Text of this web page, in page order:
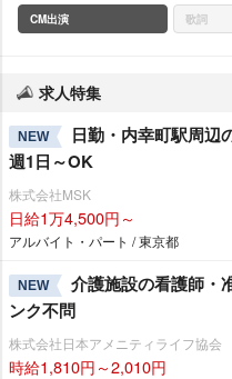
CM出演 歌詞
求人特集
NEW
日勤・内幸町駅周辺
週1日～OK
株式会社MSK
日給1万4,500円～
アルバイト・パート / 東京都
NEW
介護施設の看護師・
ンク不問
株式会社日本アメニティライフ協会
時給1,810円～2,010円